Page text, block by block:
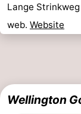
golf
et
Événements
Route
Lange
web. Website
Wellington